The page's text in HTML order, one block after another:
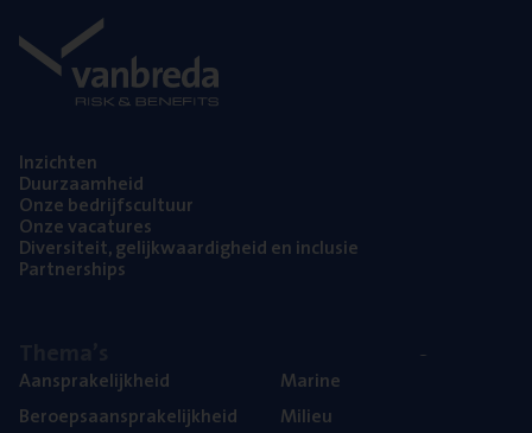
Inzich­ten
Duur­zaam­heid
Onze bedrijfs­cul­tuur
Onze vaca­tu­res
Diver­si­teit, gelijk­waar­dig­heid en inclusie
Part­ner­ships
Aan­spra­ke­lijk­heid
Beroeps­aan­spra­ke­lijk­heid
Mari­ne
Mili­eu